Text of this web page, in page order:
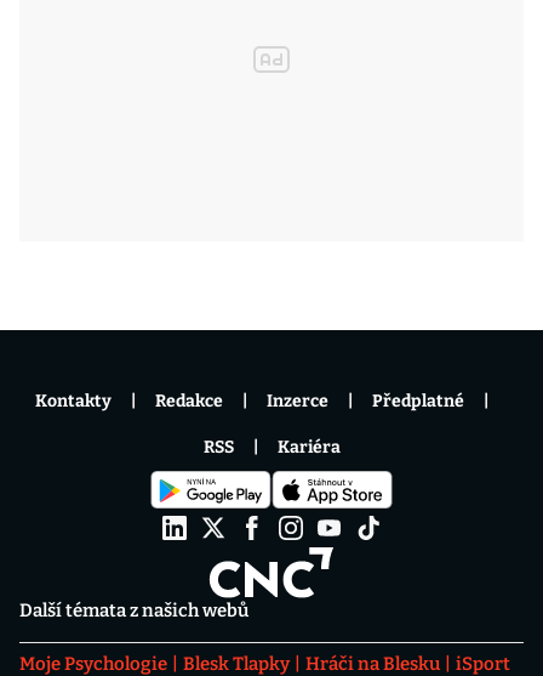
Další témata z našich webů
Moje Psychologie Blesk Tlapky Hráči na Blesku
iSport
Kontakty Redakce Inzerce Předplatné
RSS Kariéra